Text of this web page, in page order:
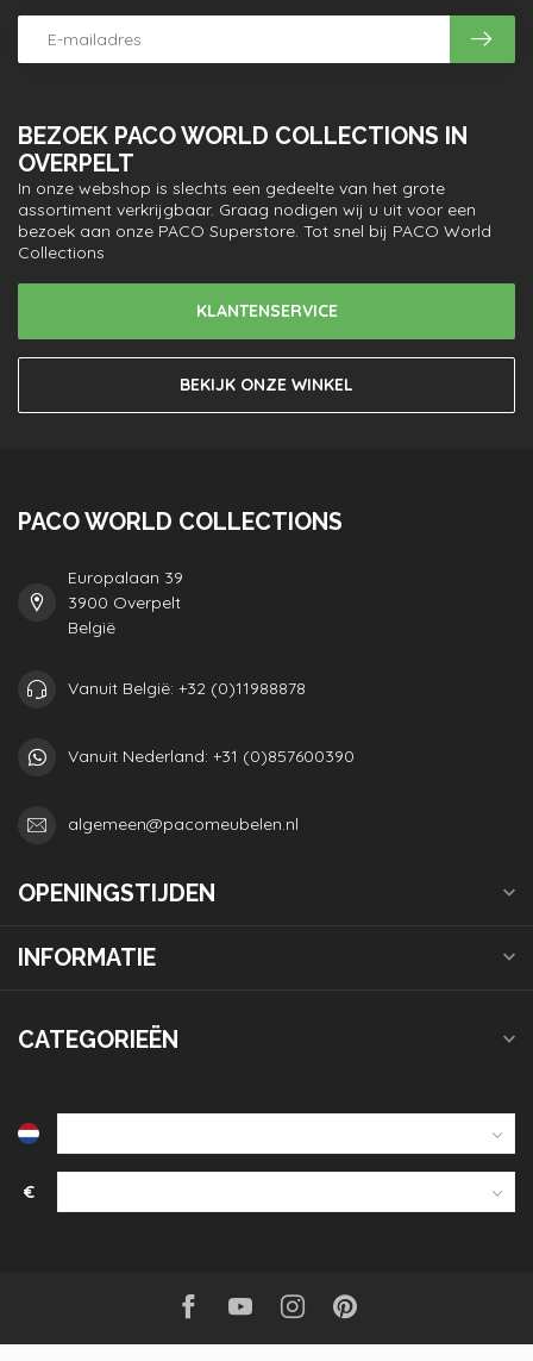
BEZOEK PACO WORLD COLLECTIONS IN
OVERPELT
In onze webshop is slechts een gedeelte van het grote
assortiment verkrijgbaar. Graag nodigen wij u uit voor een
bezoek aan onze PACO Superstore. Tot snel bij PACO World
Collections
KLANTENSERVICE
BEKIJK ONZE WINKEL
PACO WORLD COLLECTIONS
Europalaan 39
3900 Overpelt
België
Vanuit België: +32 (0)11988878
Vanuit Nederland: +31 (0)857600390
algemeen@pacomeubelen.nl
OPENINGSTIJDEN
INFORMATIE
CATEGORIEËN
€